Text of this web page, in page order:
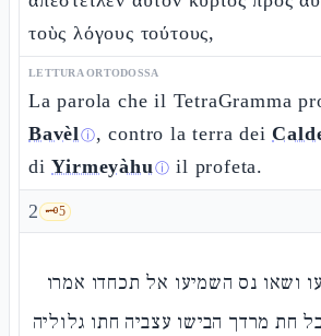
τοὺς λόγους τούτους,
LETTURA ORTODOSSA
La parola che il TetraGramma
Bavèlⓘ, contro la terra dei
diYirmeyàhuⓘ il profeta.
2 🗝️5
ושאו נס השמיעו אל תכחדו אמרו
חת מרדך הבישו עצביה חתו גלוליה